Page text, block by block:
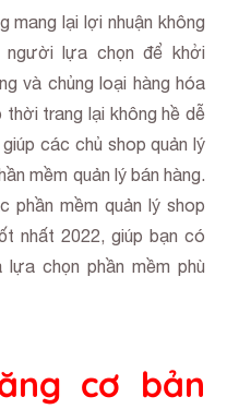
mang lại lợi nhuận không
lựa chọn để khởi
và chủng loại hàng hóa
thời trang lại không hề dễ
các chủ shop quản lý
mềm quản lý bán hàng.
phần mềm quản lý shop
nhất 2022, giúp bạn có
chọn phần mềm phù
cơ bản